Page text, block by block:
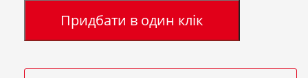
Придбати в один клік